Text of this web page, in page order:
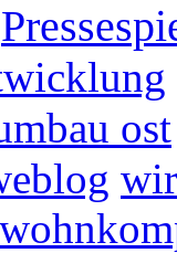
ost